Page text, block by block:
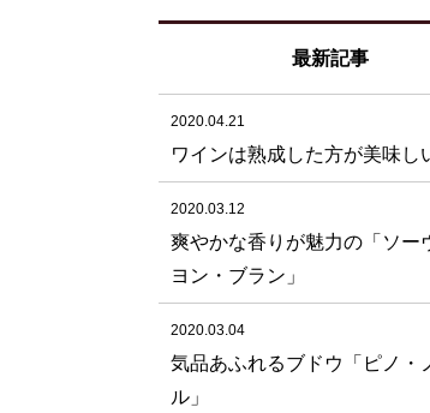
最新記事
2020.04.21
ワインは熟成した方が美味し
2020.03.12
爽やかな香りが魅力の「ソー
ヨン・ブラン」
2020.03.04
気品あふれるブドウ「ピノ・
ル」